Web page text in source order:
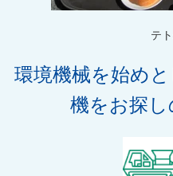
テ
環境機械を始め
機をお探